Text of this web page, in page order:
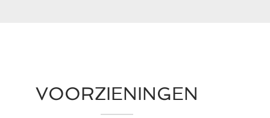
VOORZIENINGEN